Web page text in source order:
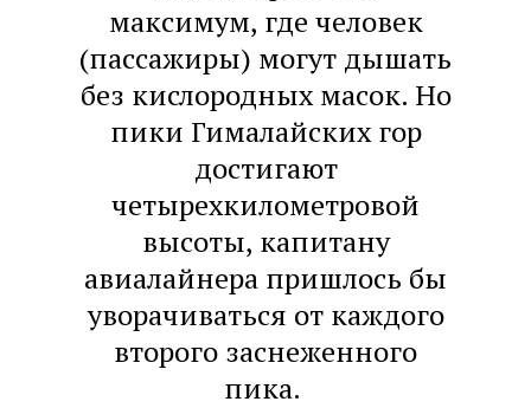
максимум, где человек
(пассажиры) могут дышать
без кислородных масок. Но
пики Гималайских гор
достигают
четырехкилометровой
высоты, капитану
авиалайнера пришлось бы
уворачиваться от каждого
второго заснеженного
пика.